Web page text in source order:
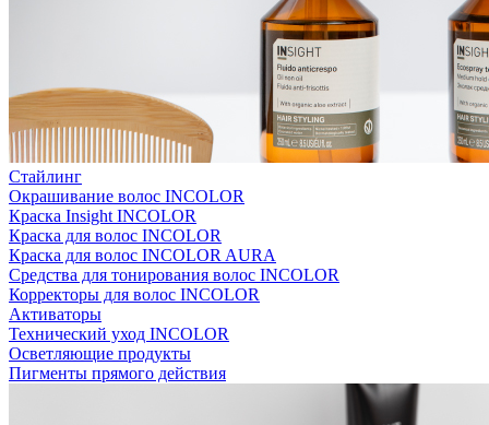
Стайлинг
Окрашивание волос INCOLOR
Краска Insight INCOLOR
Краска для волос INCOLOR
Краска для волос INCOLOR AURA
Средства для тонирования волос INCOLOR
Корректоры для волос INCOLOR
Активаторы
Технический уход INCOLOR
Осветляющие продукты
Пигменты прямого действия